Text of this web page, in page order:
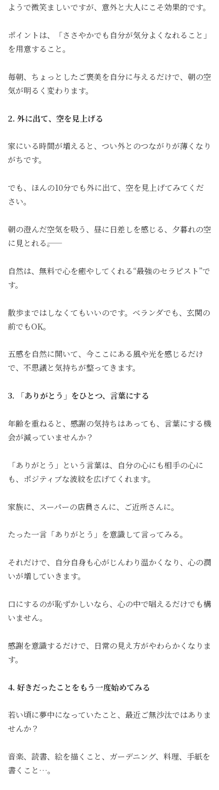
ようで微笑ましいですが、意外と大人にこそ効果的です。
ポイントは、「ささやかでも自分が気分よくなれること」
を用意すること。
毎朝、ちょっとしたご褒美を自分に与えるだけで、朝の空
気が明るく変わります。
2. 外に出て、空を見上げる
家にいる時間が増えると、つい外とのつながりが薄くなり
がちです。
でも、ほんの10分でも外に出て、空を見上げてみてくだ
さい。
朝の澄んだ空気を吸う、昼に日差しを感じる、夕暮れの空
に見とれる――。
自然は、無料で心を癒やしてくれる“最強のセラピスト”で
す。
散歩まではしなくてもいいのです。ベランダでも、玄関の
前でもOK。
五感を自然に開いて、今ここにある風や光を感じるだけ
で、不思議と気持ちが整ってきます。
3. 「ありがとう」をひとつ、言葉にする
年齢を重ねると、感謝の気持ちはあっても、言葉にする機
会が減っていませんか？
「ありがとう」という言葉は、自分の心にも相手の心に
も、ポジティブな波紋を広げてくれます。
家族に、スーパーの店員さんに、ご近所さんに。
たった一言「ありがとう」を意識して言ってみる。
それだけで、自分自身も心がじんわり温かくなり、心の潤
いが増していきます。
口にするのが恥ずかしいなら、心の中で唱えるだけでも構
いません。
感謝を意識するだけで、日常の見え方がやわらかくなりま
す。
4. 好きだったことをもう一度始めてみる
若い頃に夢中になっていたこと、最近ご無沙汰ではありま
せんか？
音楽、読書、絵を描くこと、ガーデニング、料理、手紙を
書くこと…。